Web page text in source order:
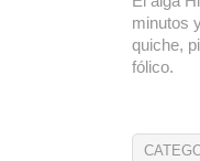
minutos
quiche,
fólico.